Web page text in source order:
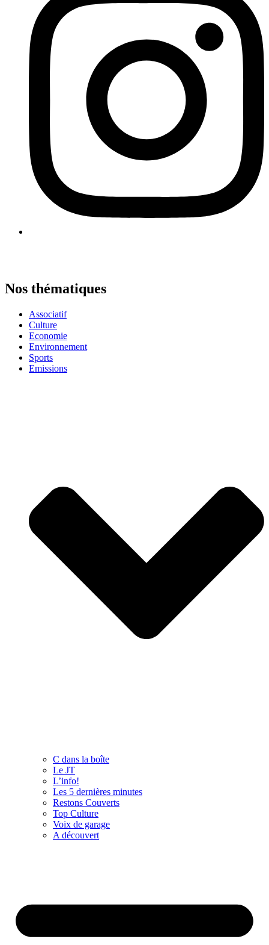
Nos thématiques
Associatif
Culture
Economie
Environnement
Sports
Emissions
C dans la boîte
Le JT
L’info!
Les 5 dernières minutes
Restons Couverts
Top Culture
Voix de garage
A découvert